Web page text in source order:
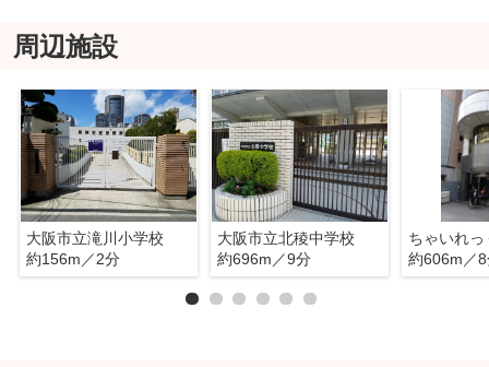
周辺施設
大阪市立滝川小学校
約156m／2分
大阪市立北稜中学校
約696m／9分
約606m／